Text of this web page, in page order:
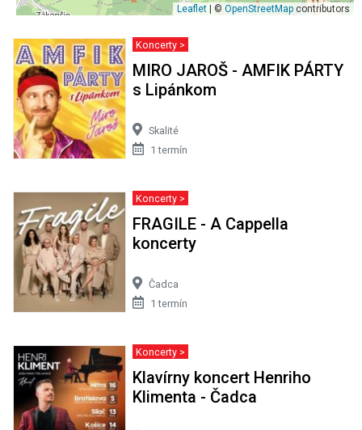
Leaflet | © OpenStreetMap contributors
Koncerty >
MIRO JAROŠ - AMFIK PÁRTY
s Lipánkom
Skalité
1 termín
Koncerty >
FRAGILE - A Cappella
koncerty
Čadca
1 termín
Koncerty >
Klavírny koncert Henriho
Klimenta - Čadca